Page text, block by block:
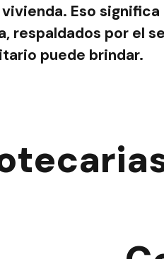
Eso
respaldados por el
puede brindar.